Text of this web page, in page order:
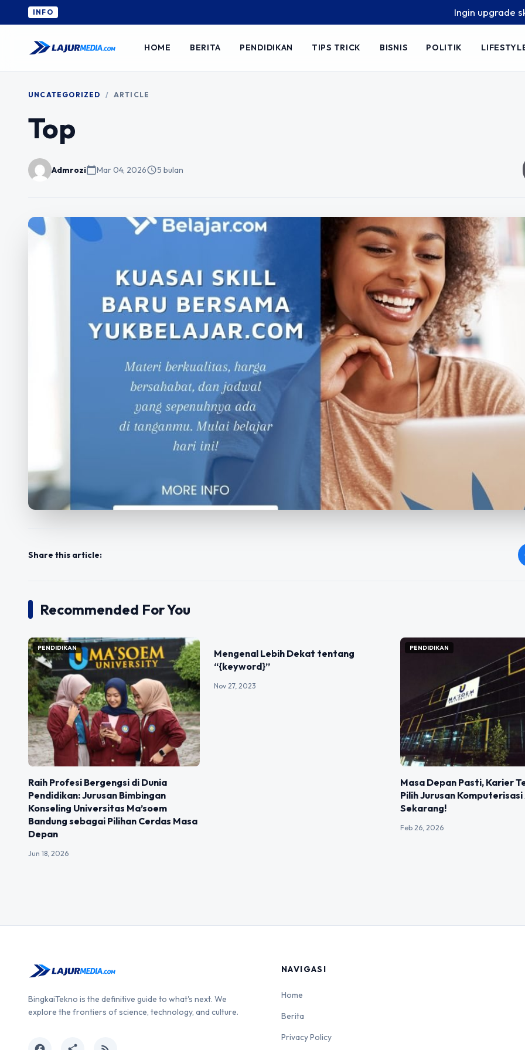
INFO Ingin upgrade skill
HOME BERITA PENDIDIKAN TIPS TRICK BISNIS POLITIK
UNCATEGORIZED / ARTICLE
Top
Admrozicalendar_todayMar 04, 2026schedule5 bulan
Share this article:
Recommended For You
PENDIDIKAN
Raih Profesi Bergengsi di Dunia
Pendidikan: Jurusan Bimbingan
Konseling Universitas Ma’soem
Bandung sebagai Pilihan Cerdas Masa
Depan
Jun 18, 2026
Mengenal Lebih Dekat tentang
“{keyword}”
Nov 27, 2023
PENDIDIKAN
Masa Depan Pasti, Karier
Pilih Jurusan
Sekarang!
Feb 26, 2026
BingkaiTekno is the definitive guide to what's next. We
explore the frontiers of science, technology, and culture.
NAVIGASI
Home
Berita
Privacy Policy